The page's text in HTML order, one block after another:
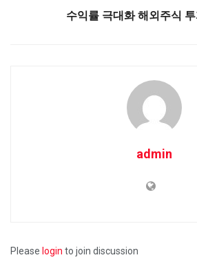
수익률 극대화 해외주식
admin
Please login to join discussion